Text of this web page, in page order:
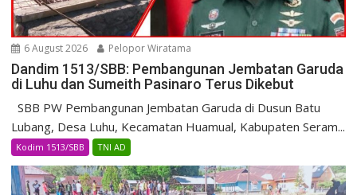
6 August 2026 Pelopor Wiratama
Dandim 1513/SBB: Pembangunan Jembatan Garuda
di Luhu dan Sumeith Pasinaro Terus Dikebut
SBB PW Pembangunan Jembatan Garuda di Dusun Batu
Lubang, Desa Luhu, Kecamatan Huamual, Kabupaten Seram...
Kodim 1513/SBB TNI AD